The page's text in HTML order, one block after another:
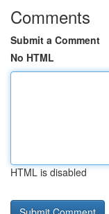
Comments
Submit a Comment
No HTML
HTML is disabled